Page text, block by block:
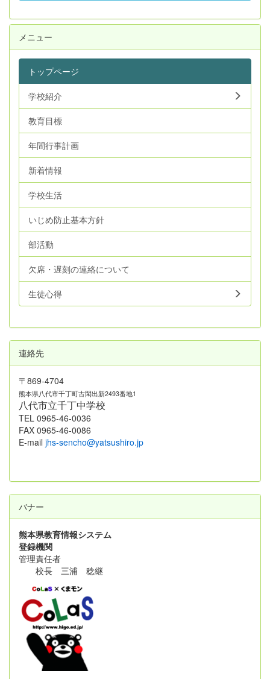
た声が多く聞かれました。ぜひご家庭でも、テストの感想
ては、夏休みに予定している三者面談にて、担任から詳し
くご報告させていただきます。
メニュー
トップページ
学校紹介
教育目標
年間行事計画
新着情報
学校生活
いじめ防止基本方針
部活動
欠席・遅刻の連絡について
生徒心得
連絡先
〒869-4704
熊本県八代市千丁町古閑出新2493番地1
八代市立千丁中学校
TEL 0965-46-0036
FAX 0965-46-0086
E-mail jhs-sencho@yatsushiro.jp
バナー
熊本県教育情報システム
登録機関
管理責任者
校長 三浦 稔継